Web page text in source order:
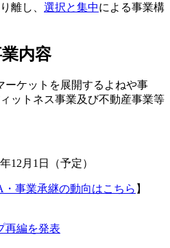
離し、 選択と集中による事業構
内容
ーケットを展開するよねや事
ットネス事業及び不動産事業等
12月1日（予定）
事業承継の動向はこちら 】
再編を発表